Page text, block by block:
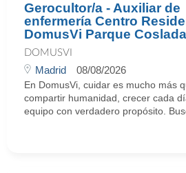
Gerocultor/a - Auxiliar de
enfermería Centro
DomusVi Parque Coslada
DOMUSVI
Madrid 08/08/2026
En DomusVi, cuidar es mucho más
compartir humanidad, crecer cada
equipo con verdadero propósito.